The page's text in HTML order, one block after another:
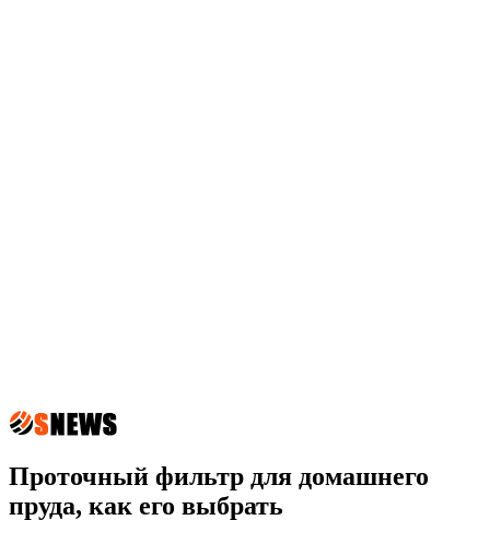
Проточный фильтр для домашнего
пруда, как его выбрать